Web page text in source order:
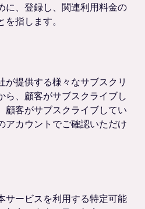
に、登録し、関連利用料金の
指します。
が提供する様々なサブスクリ
ら、顧客がサブスクライブし
顧客がサブスクライブしてい
アカウントでご確認いただけ
サービスを利用する特定可能